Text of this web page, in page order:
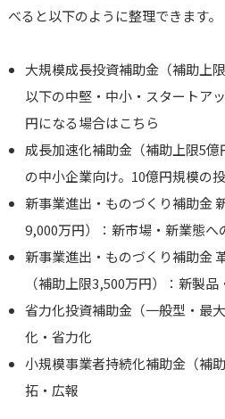
べると以下のように整理できます。
大規模成長投資補助金（補助上
以下の中堅・中小・スタートア
円になる場合はこちら
成長加速化補助金（補助上限5
の中小企業向け。10億円規模の
新事業進出・ものづくり補助金
9,000万円）：新市場・新業態へ
新事業進出・ものづくり補助金
（補助上限3,500万円）：新製
省力化投資補助金（一般型・最
化・省力化
小規模事業者持続化補助金（補
拓・広報